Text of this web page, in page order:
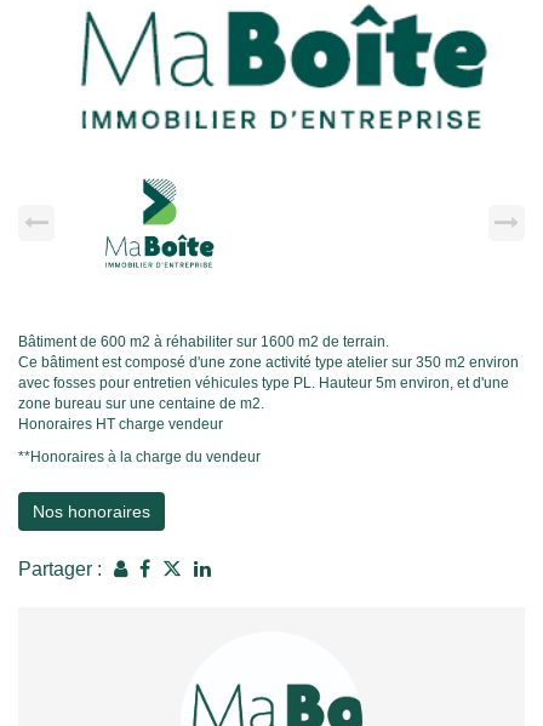
Bâtiment de 600 m2 à réhabiliter sur 1600 m2 de terrain.
Ce bâtiment est composé d'une zone activité type atelier sur 350 m2 environ
avec fosses pour entretien véhicules type PL. Hauteur 5m environ, et d'une
zone bureau sur une centaine de m2.
Honoraires HT charge vendeur
**Honoraires à la charge du vendeur
Nos honoraires
Partager :